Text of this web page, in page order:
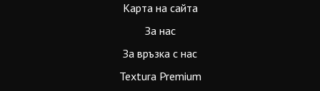
Карта на сайта
За нас
За връзка с нас
Textura Premium